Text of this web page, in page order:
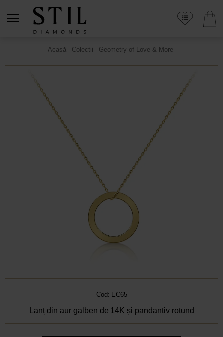
Acasă Colectii Geometry of Love & More
Cod: EC65
Lanț din aur galben de 14K și pandantiv rotund